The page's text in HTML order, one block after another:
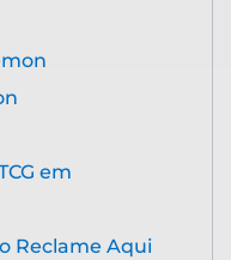
em
Reclame Aqui